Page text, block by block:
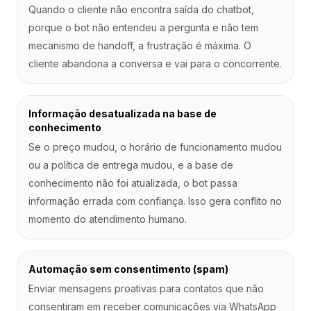
Quando o cliente não encontra saída do chatbot,
porque o bot não entendeu a pergunta e não tem
mecanismo de handoff, a frustração é máxima. O
cliente abandona a conversa e vai para o concorrente.
Informação desatualizada na base de
conhecimento
Se o preço mudou, o horário de funcionamento mudou
ou a política de entrega mudou, e a base de
conhecimento não foi atualizada, o bot passa
informação errada com confiança. Isso gera conflito no
momento do atendimento humano.
Automação sem consentimento (spam)
Enviar mensagens proativas para contatos que não
consentiram em receber comunicações via WhatsApp